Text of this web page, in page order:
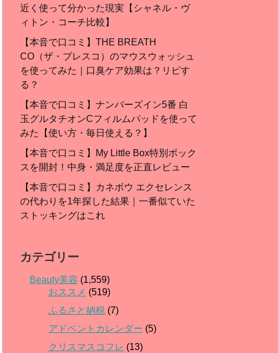
近く使って分かった現実【シャネル・ヴ
ィトン・コーチ比較】
【本音で口コミ】THE BREATH
CO（ザ・ブレスコ）のマウスウォッシュ
を使ってみた｜口臭ケア効果は？リピす
る？
【本音で口コミ】ナンバーズイン5番 白
玉グルタチオンCフィルムパッドを使って
みた【使い方・毎日使える？】
【本音で口コミ】My Little Box特別ボック
スを開封！中身・満足度を正直レビュー
【本音で口コミ】カネボウ エクセレンス
の代わりを1年探した結果｜一番似ていた
ストッキングはこれ
カテゴリー
Beauty美容 (1,559)
おススメ (519)
ふるさと納税 (7)
アドベントカレンダー (5)
クリスマスコフレ (13)